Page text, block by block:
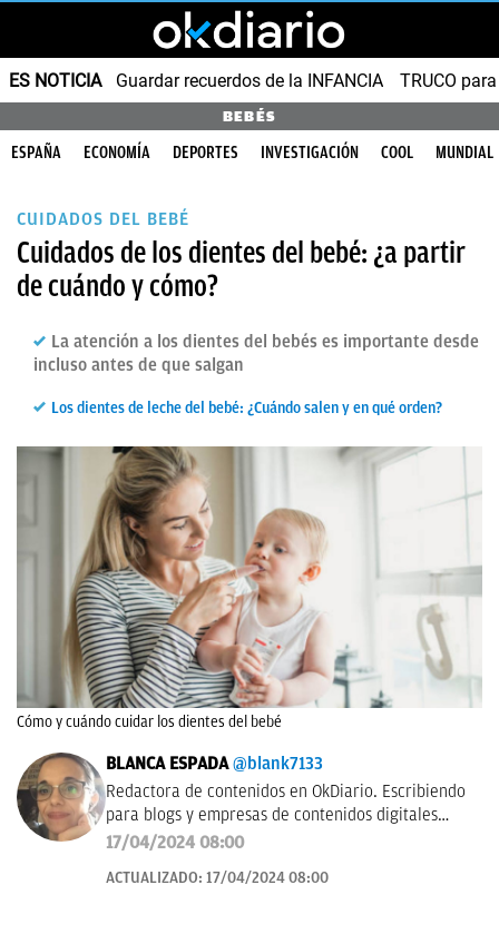
ES NOTICIA Guardar recuerdos de la INFANCIA TRUCO
BEBÉS
ESPAÑA ECONOMÍA DEPORTES INVESTIGACIÓN COOL MUNDIAL
CUIDADOS DEL BEBÉ
Cuidados de los dientes del bebé: ¿a partir
de cuándo y cómo?
La atención a los dientes del bebés es importante desde
incluso antes de que salgan
Los dientes de leche del bebé: ¿Cuándo salen y en qué orden?
Cómo y cuándo cuidar los dientes del bebé
BLANCA ESPADA @blank7133
Redactora de contenidos en OkDiario. Escribiendo
para blogs y empresas de contenidos digitales
desde 2007.
17/04/2024 08:00
ACTUALIZADO: 17/04/2024 08:00